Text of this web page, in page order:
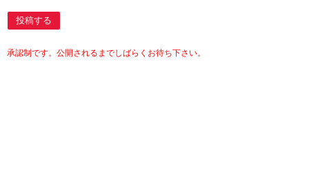
投稿する
承認制です。公開されるまでしばらくお待ち下さい。